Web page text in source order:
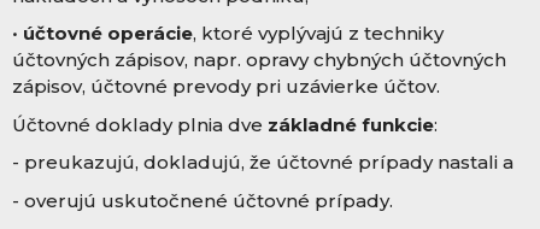
• účtovné operácie, ktoré vyplývajú z techniky
účtovných zápisov, napr. opravy chybných účtovných
zápisov, účtovné prevody pri uzávierke účtov.
Účtovné doklady plnia dve základné funkcie:
- preukazujú, dokladujú, že účtovné prípady nastali a
- overujú uskutočnené účtovné prípady.